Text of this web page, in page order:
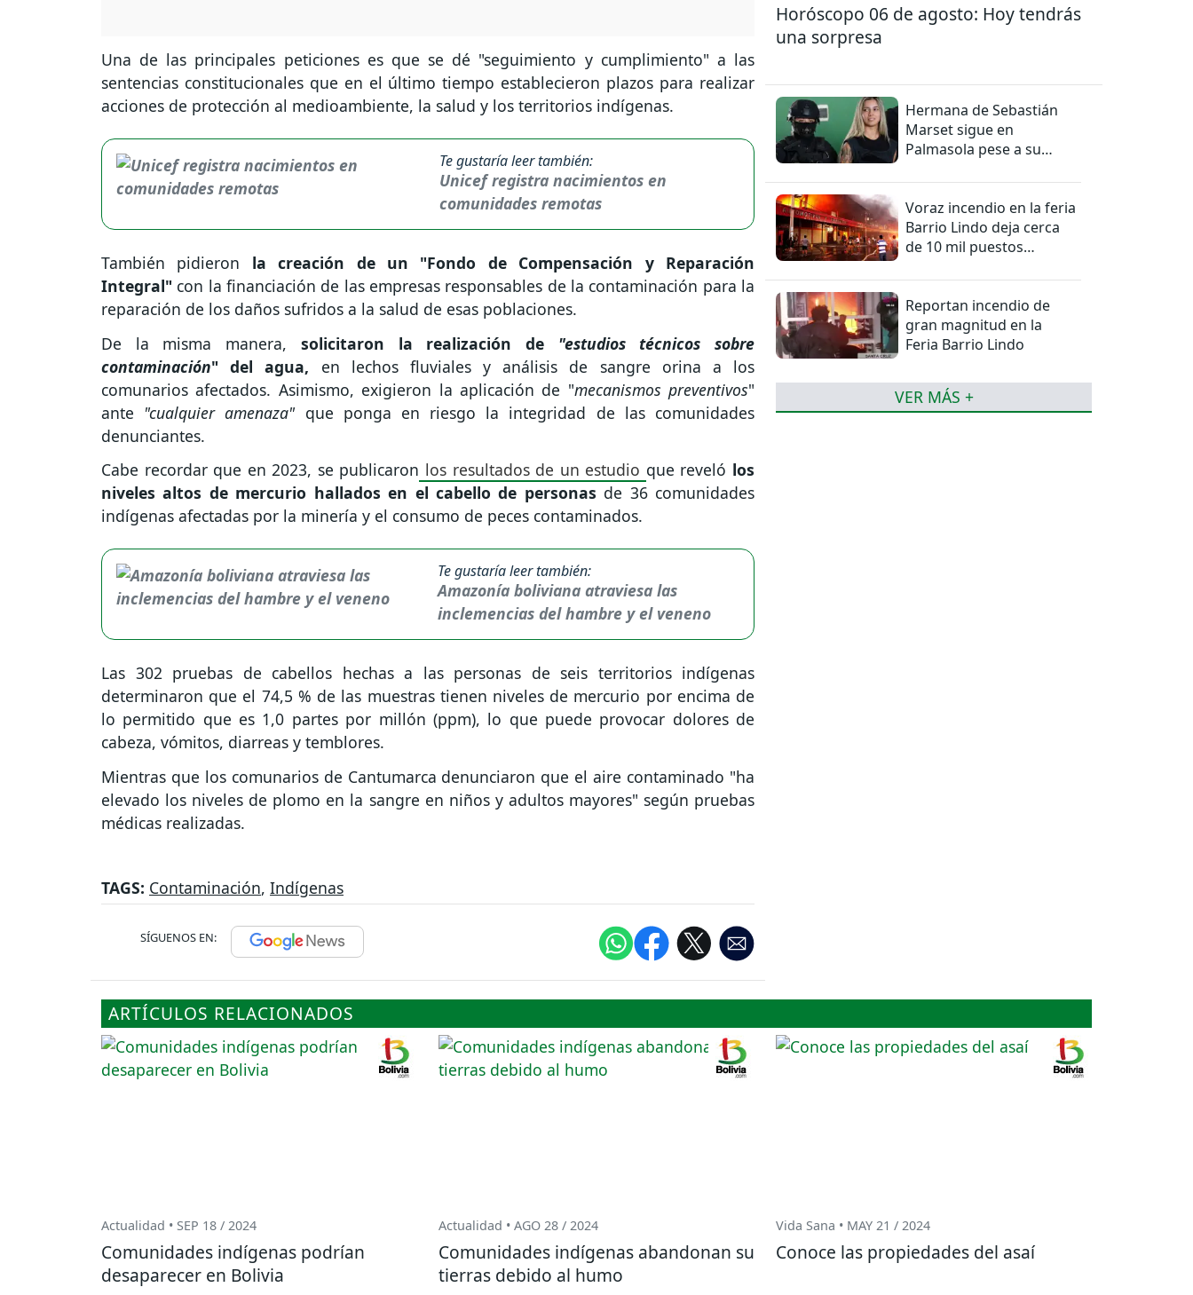
Una de las principales peticiones es que se dé "seguimiento y cumplimiento" a las
sentencias constitucionales que en el último tiempo establecieron plazos para realizar
acciones de protección al medioambiente, la salud y los territorios indígenas.
Te gustaría leer también:
Unicef registra nacimientos en
comunidades remotas
También pidieron la creación de un "Fondo de Compensación y Reparación
Integral" con la financiación de las empresas responsables de la contaminación para la
reparación de los daños sufridos a la salud de esas poblaciones.
De la misma manera, solicitaron la realización de "estudios técnicos sobre
contaminación" del agua, en lechos fluviales y análisis de sangre orina a los
comunarios afectados. Asimismo, exigieron la aplicación de "mecanismos preventivos"
ante "cualquier amenaza"que ponga en riesgo la integridad de las comunidades
denunciantes.
Cabe recordar que en 2023, se publicaron los resultados de un estudio que reveló los
niveles altos de mercurio hallados en el cabello de personas de 36 comunidades
indígenas afectadas por la minería y el consumo de peces contaminados.
Te gustaría leer también:
Amazonía boliviana atraviesa las
inclemencias del hambre y el veneno
Las 302 pruebas de cabellos hechas a las personas de seis territorios indígenas
determinaron que el 74,5 % de las muestras tienen niveles de mercurio por encima de
lo permitido que es 1,0 partes por millón (ppm), lo que puede provocar dolores de
cabeza, vómitos, diarreas y temblores.
Mientras que los comunarios de Cantumarca denunciaron que el aire contaminado "ha
elevado los niveles de plomo en la sangre en niños y adultos mayores" según pruebas
médicas realizadas.
TAGS: Contaminación, Indígenas
SÍGUENOS EN:
Horóscopo 06 de agosto: Hoy tendrás
una sorpresa
Hermana de Sebastián
Marset sigue en
Palmasola pese a su
Voraz incendio en la feria
Barrio Lindo deja cerca
de 10 mil puestos
Reportan incendio de
gran magnitud en la
Feria Barrio Lindo
VER MÁS +
ARTÍCULOS RELACIONADOS
Actualidad • SEP 18 / 2024
Comunidades indígenas podrían
desaparecer en Bolivia
Actualidad • AGO 28 / 2024
Comunidades indígenas abandonan su
tierras debido al humo
Vida Sana • MAY 21 / 2024
Conoce las propiedades del asaí